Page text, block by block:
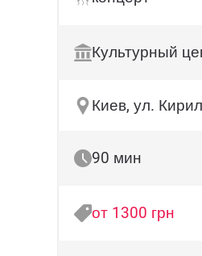
Культурный
Киев, ул.
90 мин
от 1300 грн